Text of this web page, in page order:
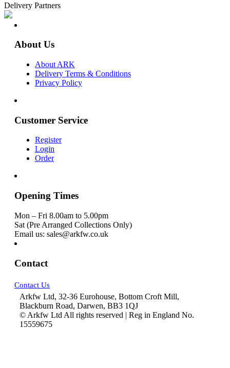
Delivery Partners
About Us
About ARK
Delivery Terms & Conditions
Privacy Policy
Customer Service
Register
Login
Order
Opening Times
Mon – Fri 8.00am to 5.00pm
Sat (Pre Arranged Collections Only)
Email us: sales@arkfw.co.uk
Contact
Contact Us
Arkfw Ltd, 32-36 Eurohouse, Bottom Croft Mill,
Blackburn Road, Darwen, BB3 1QJ
© Arkfw Ltd All rights reserved | Reg in England No.
15559675